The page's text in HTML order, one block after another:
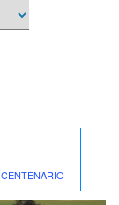
CENTENARIO